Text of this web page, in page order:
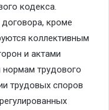
кодекса.
кроме
коллективным
и актами
трудового
трудовых споров